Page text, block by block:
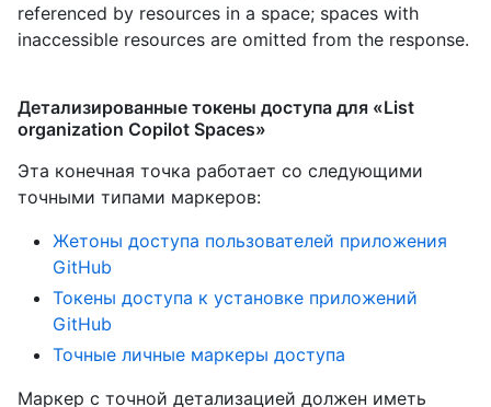
referenced by resources in a space; spaces with
inaccessible resources are omitted from the response.
Детализированные токены доступа для «List
organization Copilot Spaces»
Эта конечная точка работает со следующими
точными типами маркеров:
Жетоны доступа пользователей приложения
GitHub
Токены доступа к установке приложений
GitHub
Точные личные маркеры доступа
Маркер с точной детализацией должен иметь